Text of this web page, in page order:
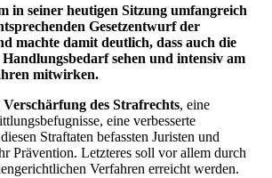
in seiner heutigen Sitzung umfangreich
Gesetzentwurf der
machte damit deutlich, dass auch die
sehen und intensiv am
mitwirken.
Verschärfung des Strafrechts, eine
eine verbesserte
Straftaten befassten Juristen und
Prävention. Letzteres soll vor allem durch
Verfahren erreicht werden.